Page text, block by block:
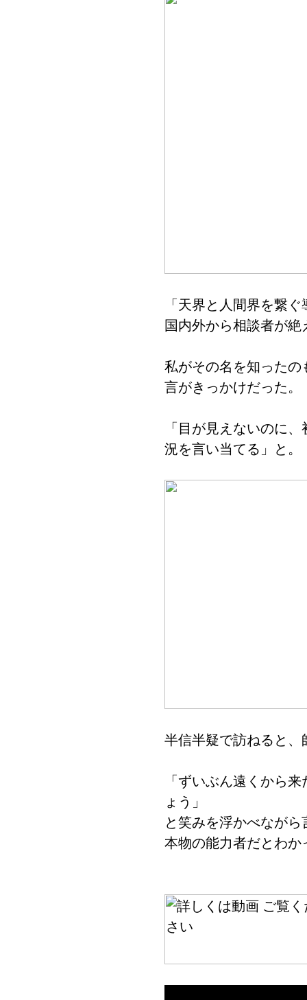
「天界と人間界を繋
国内外から相談者が絶
私がその名を知った
言がきっかけだった。
「目が見えないのに
況を言い当てる」と。
半信半疑で訪ねると
「ずいぶん遠くから
ょう」
と笑みを浮かべなが
本物の能力者だとわか